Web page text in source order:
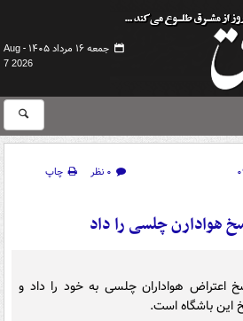
جمعه ۱۶ مرداد ۱۴۰۵ -
Aug
7 2026
۰ نظر
چاپ
هوادارن چلسی را داد
اعتراض هواداران چلسی به خود را داد و
این باشگاه است.